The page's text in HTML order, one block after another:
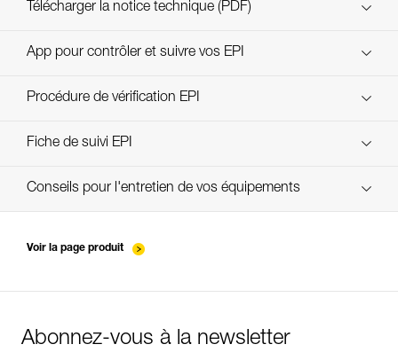
Télécharger la notice technique (PDF)
Technical Notice
App pour contrôler et suivre vos EPI
découvrez ePPEcentre
Procédure de vérification EPI
verif-EPI-JAG-RESCUE-KIT-procedure-FR
Fiche de suivi EPI
verif-EPI-JAG-RESCUE-KIT-suivi-FR
Conseils pour l'entretien de vos équipements
Voir la page produit
Abonnez-vous à la newsletter